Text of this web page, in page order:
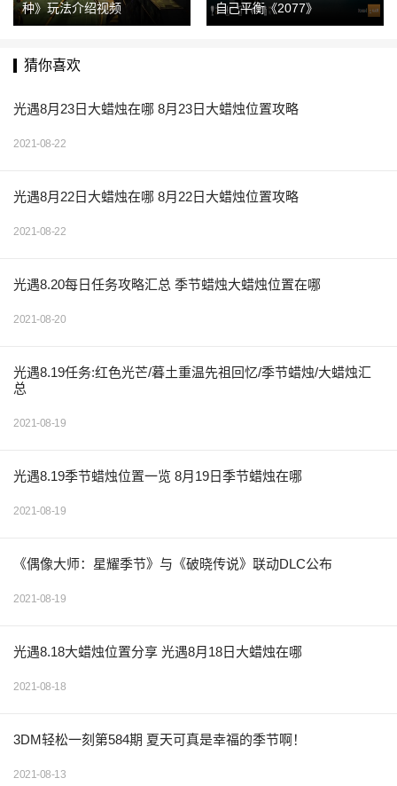
种》玩法介绍视频
自己平衡《2077》
猜你喜欢
光遇8月23日大蜡烛在哪 8月23日大蜡烛位置攻略
2021-08-22
光遇8月22日大蜡烛在哪 8月22日大蜡烛位置攻略
2021-08-22
光遇8.20每日任务攻略汇总 季节蜡烛大蜡烛位置在哪
2021-08-20
光遇8.19任务:红色光芒/暮土重温先祖回忆/季节蜡烛/大蜡烛汇
总
2021-08-19
光遇8.19季节蜡烛位置一览 8月19日季节蜡烛在哪
2021-08-19
《偶像大师：星耀季节》与《破晓传说》联动DLC公布
2021-08-19
光遇8.18大蜡烛位置分享 光遇8月18日大蜡烛在哪
2021-08-18
3DM轻松一刻第584期 夏天可真是幸福的季节啊！
2021-08-13